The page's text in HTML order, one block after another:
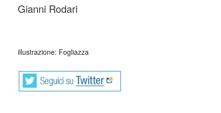
Gianni Rodari
illustrazione: Fogliazza